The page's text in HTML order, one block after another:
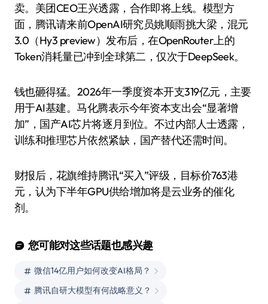
卖。美团CEO王兴透露，合作即将上线。模型方
面，腾讯请来前OpenAI研究员姚顺雨挑大梁，混元
3.0（Hy3 preview）发布后，在OpenRouter上的
Token消耗量已冲到全球第二，仅次于DeepSeek。
钱也砸得猛。2026年一季度资本开支319亿元，主要
用于AI基建。马化腾表示今年资本支出会“显著增
加”，国产AI芯片将逐月到位。不过内部人士透露，
训练和推理芯片依然紧缺，国产替代还需时间。
财报后，花旗维持腾讯“买入”评级，目标价763港
元，认为下半年GPU供给增加将是云业务的催化
剂。
您可能对这些话题也感兴趣
微信14亿用户如何改变AI格局？
腾讯自研大模型有何战略意义？